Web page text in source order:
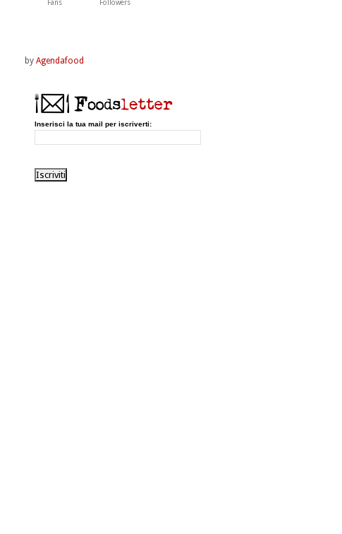
Fans Followers
by Agendafood
Inserisci la tua mail per iscriverti: